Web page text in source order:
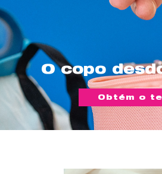
O copo
Obtém o